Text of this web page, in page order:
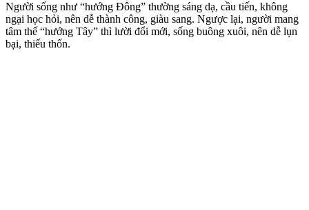
Người sống như “hướng Đông” thường sáng dạ, cầu tiến, không
ngại học hỏi, nên dễ thành công, giàu sang. Ngược lại, người mang
tâm thế “hướng Tây” thì lười đổi mới, sống buông xuôi, nên dễ lụn
bại, thiếu thốn.